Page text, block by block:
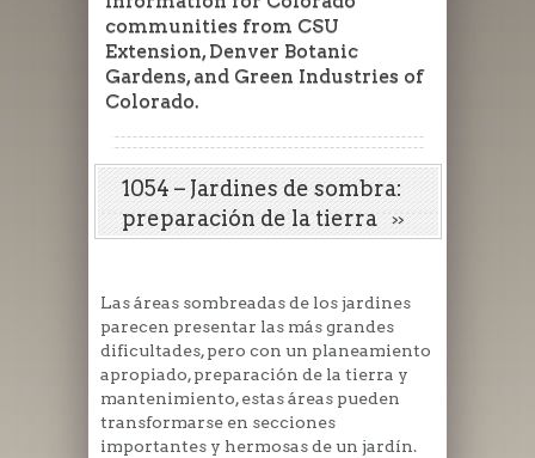
communities from CSU
Extension, Denver Botanic
Gardens, and Green Industries of
Colorado.
1054 – Jardines de sombra:
preparación de la tierra
Las áreas sombreadas de los jardines
parecen presentar las más grandes
dificultades, pero con un planeamiento
apropiado, preparación de la tierra y
mantenimiento, estas áreas pueden
transformarse en secciones
importantes y hermosas de un jardín.